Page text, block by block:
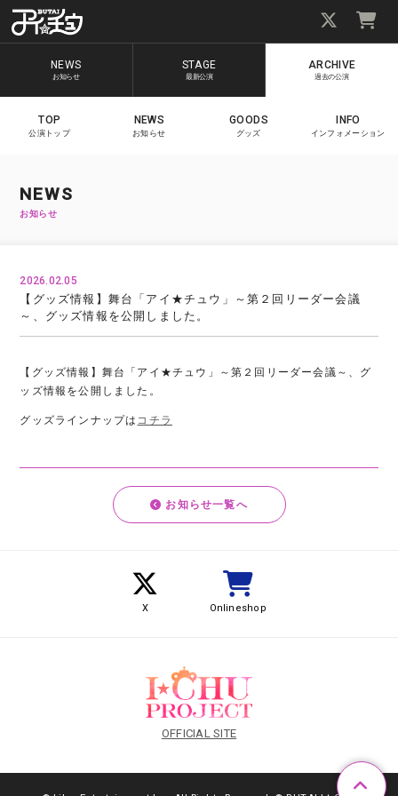
NEWS
お知らせ
STAGE
最新公演
ARCHIVE
過去の公演
TOP
公演トップ
NEWS
お知らせ
GOODS
グッズ
INFO
インフォメーション
NEWS
お知らせ
2026.02.05
【グッズ情報】舞台「アイ★チュウ」～第２回リーダー会議
～、グッズ情報を公開しました。
【グッズ情報】舞台「アイ★チュウ」～第２回リーダー会議～、グ
ッズ情報を公開しました。
グッズラインナップは コチラ
お知らせ一覧へ
X Onlineshop
OFFICIAL SITE